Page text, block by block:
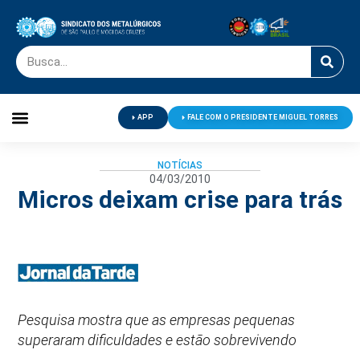
APP FALE COM O PRESIDENTE MIGUEL TORRES
NOTÍCIAS
04/03/2010
Micros deixam crise para trás
Pesquisa mostra que as empresas pequenas
superaram dificuldades e estão sobrevivendo